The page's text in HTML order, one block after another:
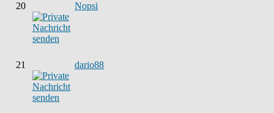
20 Nopsi
21 dario88